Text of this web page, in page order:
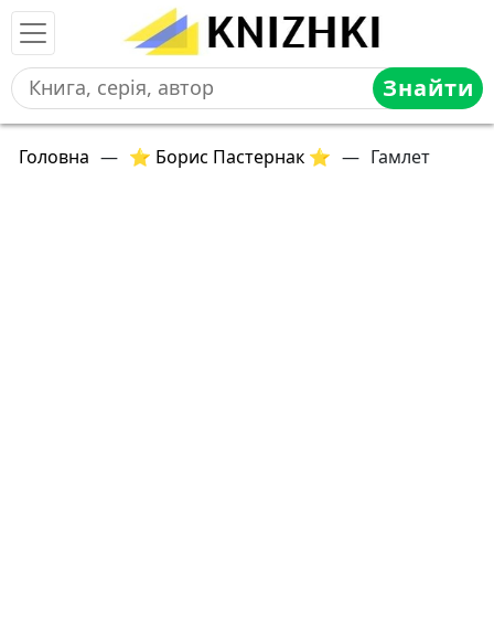
Знайти
Головна — ⭐ Борис Пастернак ⭐ — Гамлет